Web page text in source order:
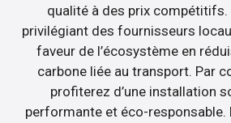
qualité à des prix compétitifs.
privilégiant des fournisseurs
faveur de l’écosystème en
carbone liée au transport. Par
profiterez d’une installation
performante et éco-responsable.